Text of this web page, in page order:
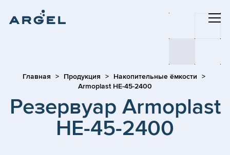
Главная Продукция
Накопительные ёмкости
Armoplast HE-45-2400
Резервуар Armoplast
HE-45-2400